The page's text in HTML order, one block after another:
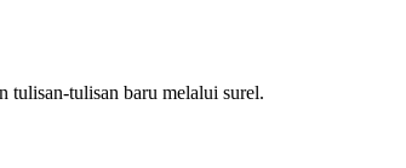
tulisan-tulisan baru melalui surel.